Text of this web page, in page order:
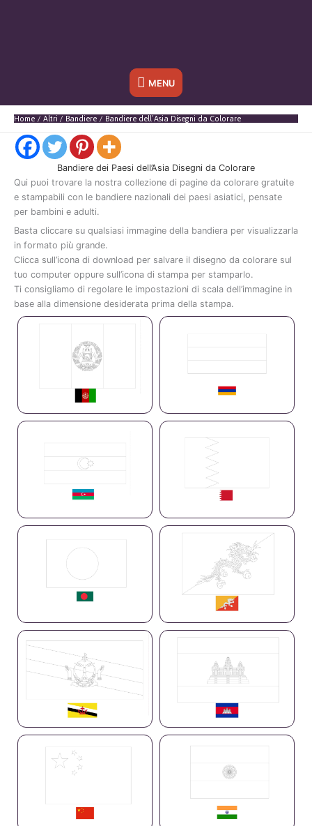
Sotto
l'header
MENU
Home Altri Bandiere Bandiere dell’Asia Disegni da Colorare
Bandiere dei Paesi dell’Asia Disegni da Colorare
Qui puoi trovare la nostra collezione di pagine da colorare gratuite
e stampabili con le bandiere nazionali dei paesi asiatici
pensate
per bambini e adulti.
Basta cliccare su qualsiasi immagine della bandiera per visualizzarla
in formato più grande.
Clicca sull’icona di download per salvare il disegno da colorare sul
tuo computer oppure sull’icona di stampa per stamparlo.
Ti consigliamo di regolare le impostazioni di scala dell’immagine in
base alla dimensione desiderata prima della stampa.